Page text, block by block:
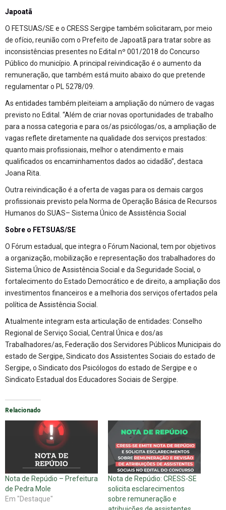
Japoatã
O FETSUAS/SE e o CRESS Sergipe também solicitaram, por meio
de ofício, reunião com o Prefeito de Japoatã para tratar sobre as
inconsistências presentes no Edital nº 001/2018 do Concurso
Público do município. A principal reivindicação é o aumento da
remuneração, que também está muito abaixo do que pretende
regulamentar o PL 5278/09.
As entidades também pleiteiam a ampliação do número de vagas
previsto no Edital. “Além de criar novas oportunidades de trabalho
para a nossa categoria e para os/as psicólogas/os, a ampliação de
vagas reflete diretamente na qualidade dos serviços prestados:
quanto mais profissionais, melhor o atendimento e mais
qualificados os encaminhamentos dados ao cidadão”, destaca
Joana Rita.
Outra reivindicação é a oferta de vagas para os demais cargos
profissionais previsto pela Norma de Operação Básica de Recursos
Humanos do SUAS– Sistema Único de Assistência Social
Sobre o FETSUAS/SE
O Fórum estadual, que integra o Fórum Nacional, tem por objetivos
a organização, mobilização e representação dos trabalhadores do
Sistema Único de Assistência Social e da Seguridade Social, o
fortalecimento do Estado Democrático e de direito, a ampliação dos
investimentos financeiros e a melhoria dos serviços ofertados pela
política de Assistência Social.
Atualmente integram esta articulação de entidades: Conselho
Regional de Serviço Social, Central Única e dos/as
Trabalhadores/as, Federação dos Servidores Públicos Municipais do
estado de Sergipe, Sindicato dos Assistentes Sociais do estado de
Sergipe, o Sindicato dos Psicólogos do estado de Sergipe e o
Sindicato Estadual dos Educadores Sociais de Sergipe.
Relacionado
Nota de Repúdio – Prefeitura
de Pedra Mole
Em "Destaque"
Nota de Repúdio: CRESS-SE
solicita esclarecimentos
sobre remuneração e